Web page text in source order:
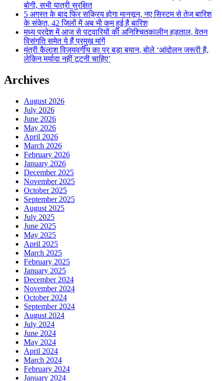
बोगी, सभी यात्री सुरक्षित
5 अगस्त के बाद फिर सक्रिय होगा मानसून, नए सिस्टम से तेज बारिश
के संकेत, 42 जिलों में अब भी कम हुई है बारिश
मध्य प्रदेश में आज से पटवारियों की अनिश्चितकालीन हड़ताल, वेतन
विसंगति समेत ये हैं प्रमुख मांगें
मंत्री कैलाश विजयवर्गीय का पर बड़ा बयान, बोले ‘आंदोलन जरूरी है,
लेकिन मर्यादा नहीं टूटनी चाहिए’
Archives
August 2026
July 2026
June 2026
May 2026
April 2026
March 2026
February 2026
January 2026
December 2025
November 2025
October 2025
September 2025
August 2025
July 2025
June 2025
May 2025
April 2025
March 2025
February 2025
January 2025
December 2024
November 2024
October 2024
September 2024
August 2024
July 2024
June 2024
May 2024
April 2024
March 2024
February 2024
January 2024